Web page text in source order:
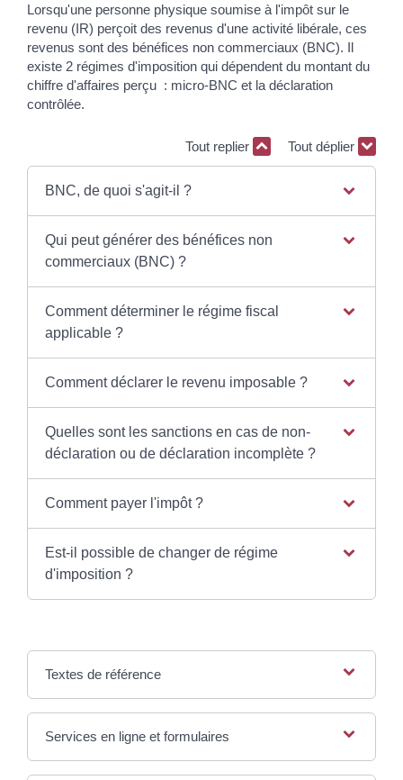
Lorsqu'une personne physique soumise à l'impôt sur le
revenu (IR) perçoit des revenus d'une activité libérale, ces
revenus sont des bénéfices non commerciaux (BNC). Il
existe 2 régimes d'imposition qui dépendent du montant du
chiffre d'affaires perçu : micro-BNC et la déclaration
contrôlée.
Tout replier Tout déplier
BNC, de quoi s'agit-il ?
Qui peut générer des bénéfices non
commerciaux (BNC) ?
Comment déterminer le régime fiscal
applicable ?
Comment déclarer le revenu imposable ?
Quelles sont les sanctions en cas de non-
déclaration ou de déclaration incomplète ?
Comment payer l'impôt ?
Est-il possible de changer de régime
d'imposition ?
Textes de référence
Services en ligne et formulaires